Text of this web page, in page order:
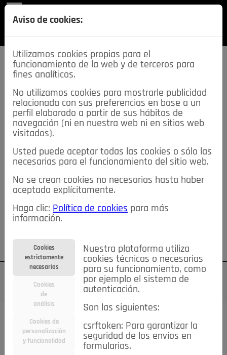
SECCIONES
descarga esta
REVISTA
≡NOTICIAS
NOTICIAS SERVICIOS DE INTERÉS
TABLÓN DE ANUNCIOS MIS ANUNCIOS CONTACTO
NOSOTROS
Su cuenta Regístrese ¿Olvidó su contraseña?
TODAS Deporte Bicicletas Deportes y Ocio
Electrodomésticos
Aviso de cookies:
Utilizamos cookies propias para el
funcionamiento de la web y de terceros para
fines analíticos.
No utilizamos cookies para mostrarle publicidad
relacionada con sus preferencias en base a un
perfil elaborado a partir de sus hábitos de
navegación (ni en nuestra web ni en sitios web
visitados).
Usted puede aceptar todas las cookies o sólo las
necesarias para el funcionamiento del sitio web.
No se crean cookies no necesarias hasta haber
aceptado explícitamente.
Haga clic: Política de cookies para más
información.
Cookies
estrictamente
necesarias
Cookies
de
análisis
Cookies de
personalización
y funcionalidad
Nuestra plataforma utiliza
cookies técnicas o necesarias
para su funcionamiento, como
por ejemplo el sistema de
autenticación.
Son las siguientes:
csrftoken: Para garantizar la
seguridad de los envíos en
formularios.